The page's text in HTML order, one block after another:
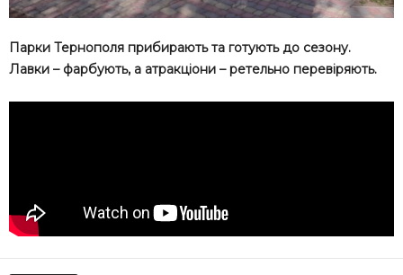
Парки Тернополя прибирають та готують до сезону.
Лавки – фарбують, а атракціони – ретельно перевіряють.